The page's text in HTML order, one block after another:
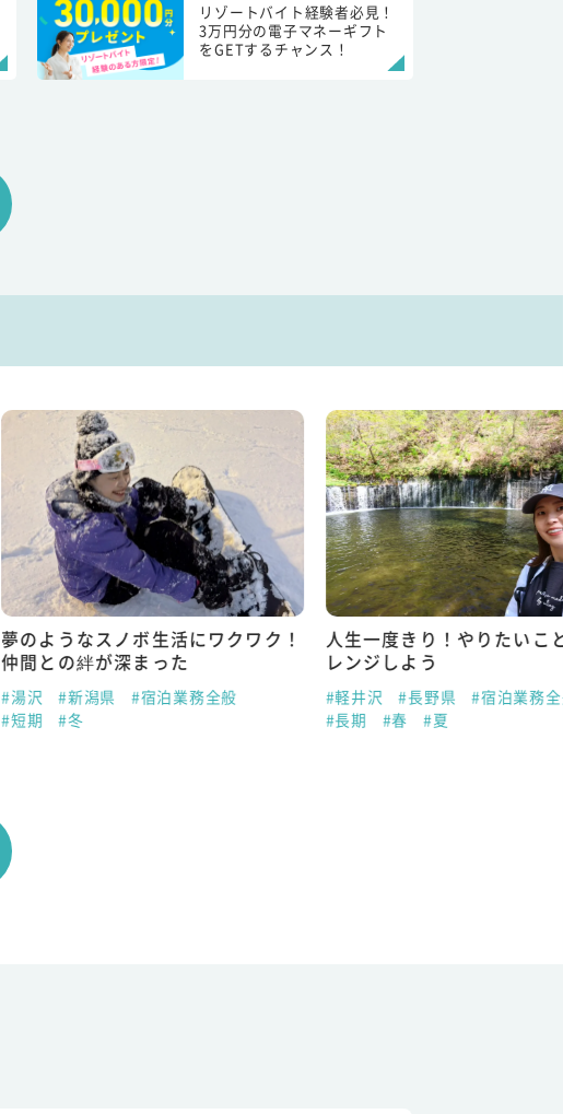
リゾートバイト経験者必見！
3万円分の電子マネーギフト
をGETするチャンス！
夢のようなスノボ生活にワクワク！
仲間との絆が深まった
#湯沢 #新潟県
#宿泊業務全般
#短期
#冬
人生一度きり！やりたいこ
レンジしよう
#軽井沢 #長野県
#宿泊業務
#長期
#春 #夏